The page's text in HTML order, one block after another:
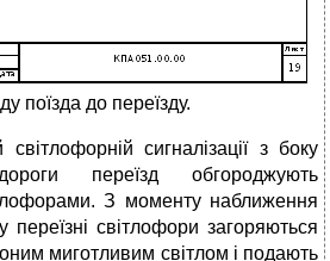
поїзда до переїзду.
сигналізації з боку
переїзд обгороджують
З моменту наближення
переїзні світлофори загоряються
миготливим світлом і подають